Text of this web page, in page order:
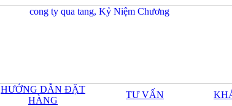
HƯỚNG DẪN ĐẶT
HÀNG
TƯ VẤN